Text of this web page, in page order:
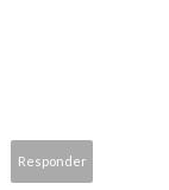
Responder